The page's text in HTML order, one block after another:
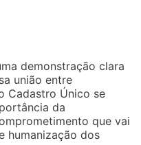
demonstração clara
união entre
Cadastro Único se
da
que vai
humanização dos